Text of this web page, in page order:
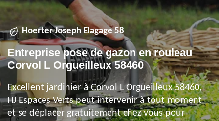
Hoerter Joseph Elagage 58
Entreprise pose de gazon en rouleau
Corvol L Orgueilleux 58460
Excellent jardinier à Corvol L Orgueilleux 58460,
HJ Espaces Verts peut intervenir à tout moment
et se déplacer gratuitement chez vous pour